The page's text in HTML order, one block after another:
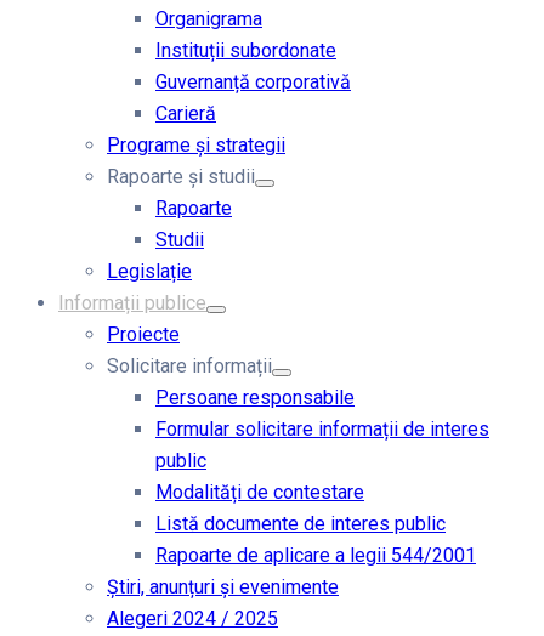
Organigrama
Instituții subordonate
Guvernanță corporativă
Carieră
Programe și strategii
Rapoarte și studii
Rapoarte
Studii
Legislație
Informații publice
Proiecte
Solicitare informații
Persoane responsabile
Formular solicitare informații de interes
public
Modalități de contestare
Listă documente de interes public
Rapoarte de aplicare a legii 544/2001
Știri, anunțuri și evenimente
Alegeri 2024 / 2025